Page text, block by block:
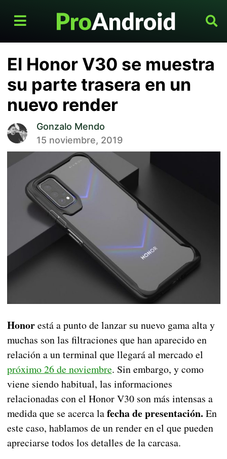
El Honor V30 se muestra
su parte trasera en un
nuevo render
Gonzalo Mendo
15 noviembre, 2019
Honorestá a punto de lanzar su nuevo gama alta y
muchas son las filtraciones que han aparecido en
relación a un terminal que llegará al mercado el
próximo 26 de noviembre. Sin embargo, y como
viene siendo habitual, las informaciones
relacionadas con el Honor V30 son más intensas a
medida que se acerca lafecha de presentación. En
este caso, hablamos de un render en el que pueden
apreciarse todos los detalles de la carcasa.